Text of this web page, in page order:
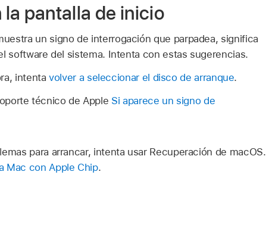
pantalla de inicio
un signo de interrogación que parpadea, significa
software del sistema. Intenta con estas sugerencias.
intentavolver a seleccionar el disco de arranque.
técnico de Apple Si aparece un signo de
para arrancar, intenta usar Recuperación de macOS.
Mac con Apple Chip.